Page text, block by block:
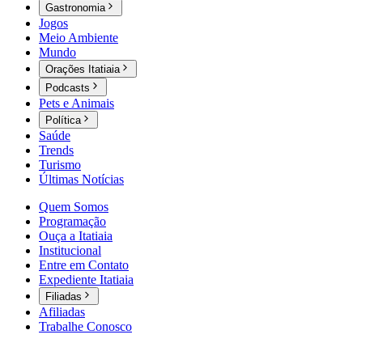
Gastronomia
Jogos
Meio Ambiente
Mundo
Orações Itatiaia
Podcasts
Pets e Animais
Política
Saúde
Trends
Turismo
Últimas Notícias
Quem Somos
Programação
Ouça a Itatiaia
Institucional
Entre em Contato
Expediente Itatiaia
Filiadas
Afiliadas
Trabalhe Conosco